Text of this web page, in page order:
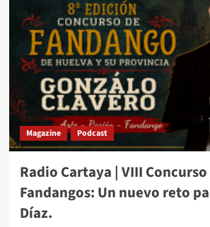
Magazine Podcast
Radio Cartaya | VIII Concurso
Fandangos: Un nuevo reto
Díaz.